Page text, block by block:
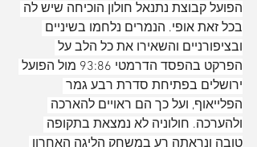
הפועל קבוצת נתנאל חולון הוכיחה שיש לה
בכל זאת אופי. הנמרים נלחמו בשיניים
ובציפורניים והשאירו את כל הלב על
הפרקט בהפסד הדרמטי 93:86 מול הפועל
ירושלים בפתיחת סדרת רבע גמר
הפלייאוף, ועל כך הם ראויים להארכה
ולהערכה. חולוניה לא נמצאת בתקופה
טובה ונראתה רע במשחק הליגה האחרון